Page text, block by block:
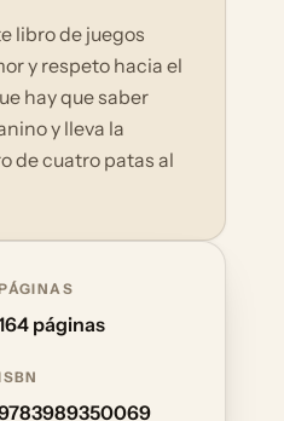
libro de juegos
y respeto hacia el
hay que saber
y lleva la
de cuatro patas al
páginas